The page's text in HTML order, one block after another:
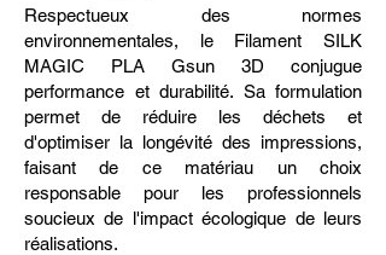
Respectueux des normes
environnementales, le Filament SILK
MAGIC PLA Gsun 3D conjugue
performance et durabilité. Sa formulation
permet de réduire les déchets et
d'optimiser la longévité des impressions,
faisant de ce matériau un choix
responsable pour les professionnels
soucieux de l'impact écologique de leurs
réalisations.